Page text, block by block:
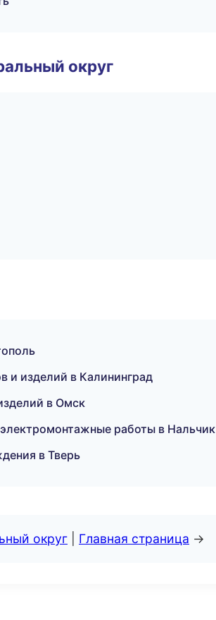
округ
и изделий в Калининград
в Омск
работы в Нальчик
в Тверь
округ Главная страница →